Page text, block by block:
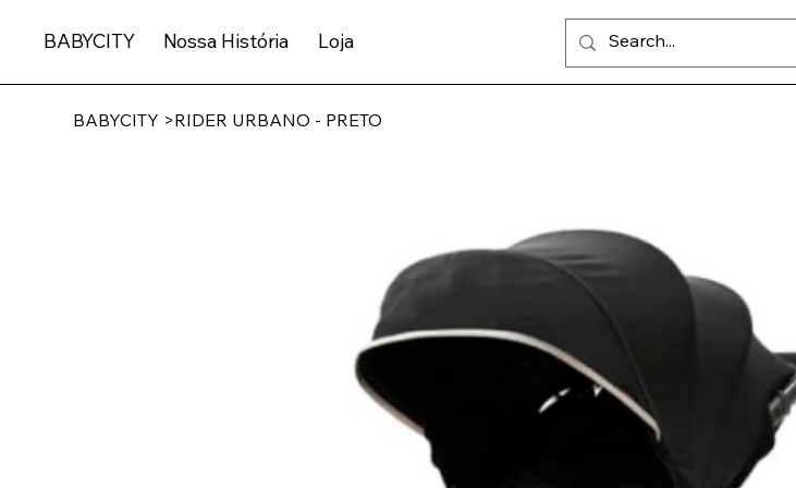
BABYCITY Nossa História Loja
BABYCITY >RIDER URBANO - PRETO